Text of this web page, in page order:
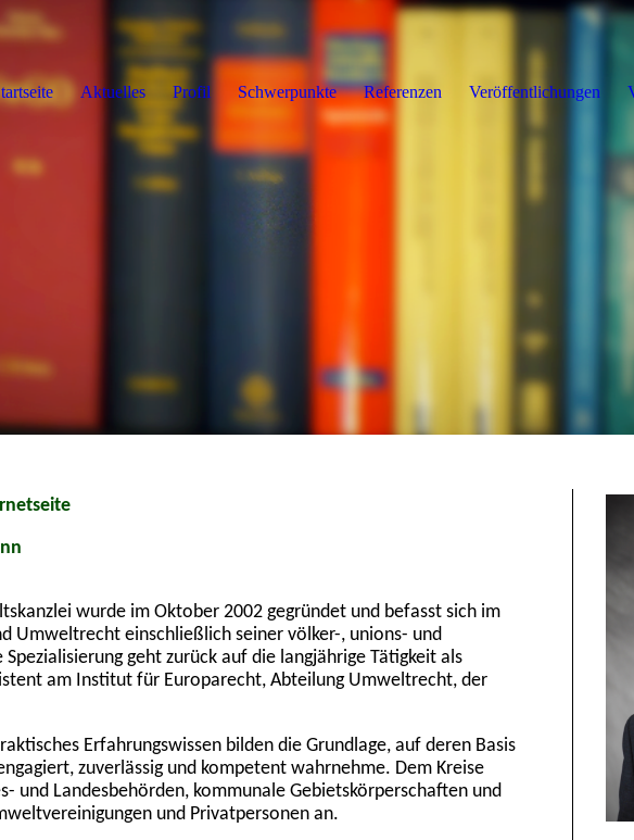
Aktuelles Profil Schwerpunkte Referenzen Veröffentlichungen